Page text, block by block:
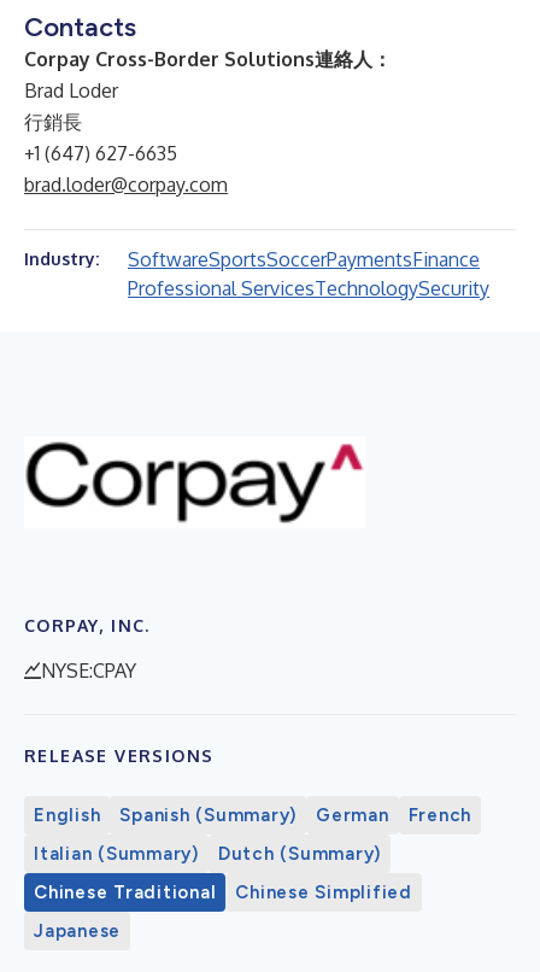
Contacts
Corpay Cross-Border Solutions連絡人：
Brad Loder
行銷長
+1 (647) 627-6635
brad.loder@corpay.com
Industry: SoftwareSportsSoccerPaymentsFinance
Professional ServicesTechnologySecurity
CORPAY, INC.
NYSE:CPAY
RELEASE VERSIONS
English Spanish (Summary) German
French
Italian (Summary)
Dutch (Summary)
Chinese Traditional
Chinese Simplified
Japanese